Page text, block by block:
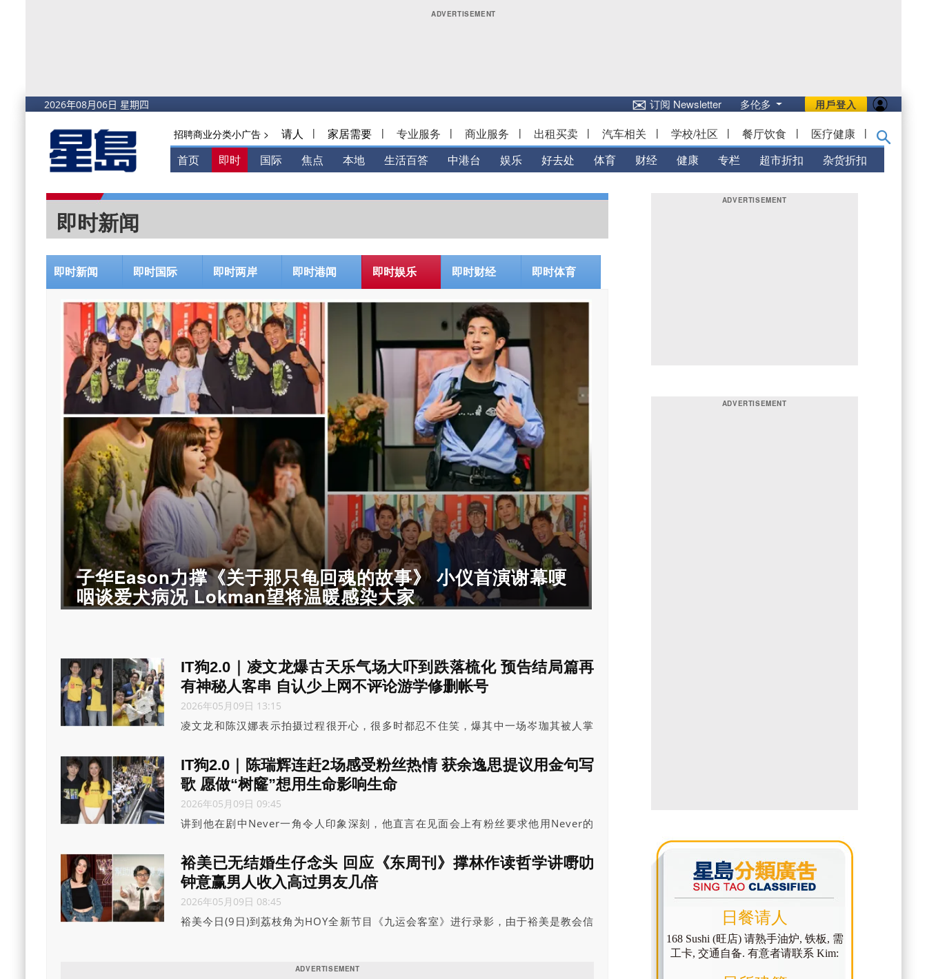
用戶登入
✉订阅 Newsletter 多伦多
招聘商业分类小广告 > 请人 | 家居需要 | 专业服务 | 商业服务 | 出租买卖 | 汽车相关 | 学校/社区 | 餐厅饮食 | 医疗健康 |
首页 即时 国际 焦点 本地 生活百答 中港台 娱乐 好去处 体育 财经 健康 专栏 超市折扣 杂货折扣
即时新闻
即时新闻 即时国际 即时两岸 即时港闻 即时娱乐 即时财经 即时体育
子华Eason力撑《关于那只龟回魂的故事》 小仪首演谢幕哽
咽谈爱犬病况 Lokman望将温暖感染大家
IT狗2.0｜凌文龙爆古天乐气场大吓到跌落梳化 预告结局篇再
有神秘人客串 自认少上网不评论游学修删帐号
2026年05月09日 13:15
凌文龙和陈汉娜表示拍摄过程很开心，很多时都忍不住笑，爆其中一场岑珈其被人掌
的忍不住笑了出来，凌文龙指这场戏拍了几次，嫌岑珈其被打得少。
IT狗2.0｜陈瑞辉连赶2场感受粉丝热情 获余逸思提议用金句写
歌 愿做“树窿”想用生命影响生命
2026年05月09日 09:45
讲到他在剧中Never一角令人印象深刻，他直言在见面会上有粉丝要求他用Never的
裕美已无结婚生仔念头 回应《东周刊》撑林作读哲学讲嘢叻
钟意赢男人收入高过男友几倍
2026年05月09日 08:45
裕美今日(9日)到荔枝角为HOY全新节目《九运会客室》进行录影，由于裕美是教会信